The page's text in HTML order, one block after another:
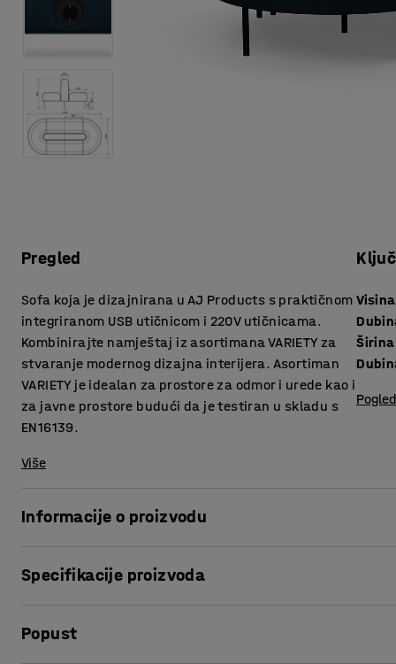
Pregled
Sofa koja je dizajnirana u AJ Products s ​​praktičnom
integriranom USB utičnicom i 220V utičnicama.
Kombinirajte namještaj iz asortimana VARIETY za
stvaranje modernog dizajna interijera. Asortiman
VARIETY je idealan za prostore za odmor i urede kao i
za javne prostore budući da je testiran u skladu s
EN16139.
Više
Širina
Informacije o proizvodu
za javne prostore poput salona i čekaonica, te ureda i
čišćenje. Zahvaljujući opcijama punjenja, mobitele i
Specifikacije proizvoda
Dubina sjedišta
Popust